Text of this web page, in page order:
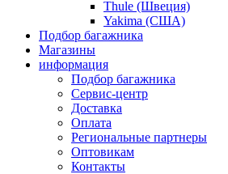
Thule (Швеция)
Yakima (США)
Подбор багажника
Магазины
информация
Подбор багажника
Сервис-центр
Доставка
Оплата
Региональные партнеры
Оптовикам
Контакты